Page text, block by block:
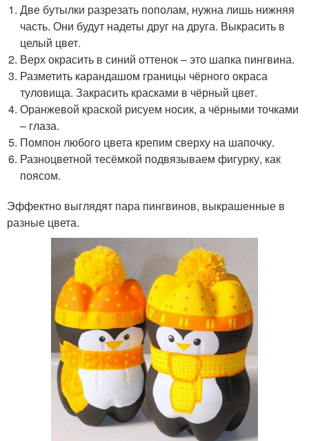
Две бутылки разрезать пополам, нужна лишь нижняя
часть. Они будут надеты друг на друга. Выкрасить в
целый цвет.
Верх окрасить в синий оттенок – это шапка пингвина.
Разметить карандашом границы чёрного окраса
туловища. Закрасить красками в чёрный цвет.
Оранжевой краской рисуем носик, а чёрными точками
– глаза.
Помпон любого цвета крепим сверху на шапочку.
Разноцветной тесёмкой подвязываем фигурку, как
поясом.
Эффектно выглядят пара пингвинов, выкрашенные в
разные цвета.